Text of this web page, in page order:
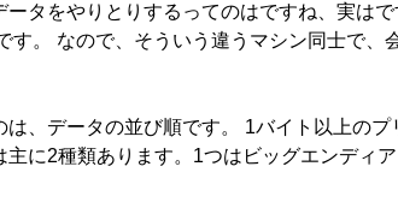
ータをやりとりするってのはですね、実は
す。 なので、そういう違うマシン同士で
は、データの並び順です。 1バイト以上の
主に2種類あります。1つはビッグエンディ